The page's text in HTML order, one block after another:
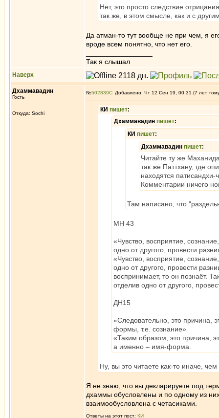
Нет, это просто следствие
так же, в этом смысле, как и с
Да атман-то тут вообще не при чем, я
вроде всем понятно, что нет его.
Так я слышал
Наверх
Дхаммавадин
Гость
Откуда: Sochi
№502839 Добавлено: Чт 12 Сен 19, 00:31 (7 лет
КИ пишет:
Дхаммавадин пишет:
КИ пишет:
Дхаммавадин пишет:
Читайте ту же
так же Паттхану, где
находятся
Комментарии ничего
Там написано, что
МН 43
«Чувство, восприятие,
одно от другого, провести
«Чувство, восприятие,
одно от другого, провести
воспринимает, то он познаёт.
отделив одно от другого,
ДН15
«Следовательно, это причина,
формы, т.е. сознание»
«Таким образом, это причина,
а именно – имя-форма.
Ну, вы это читаете как-то иначе,
Я не знаю, что вы декларируете под
дхаммы обусловлены и по одному из
взаимообусловлена с четасиками.
Ответы на этот пост: КИ